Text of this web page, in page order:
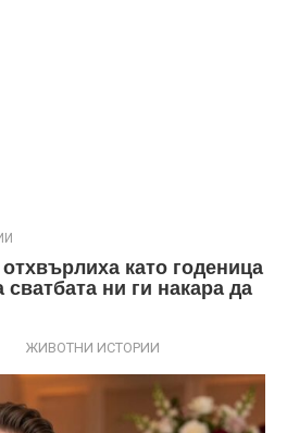
като годеница
ни ги накара да
ЖИВОТНИ ИСТОРИИ